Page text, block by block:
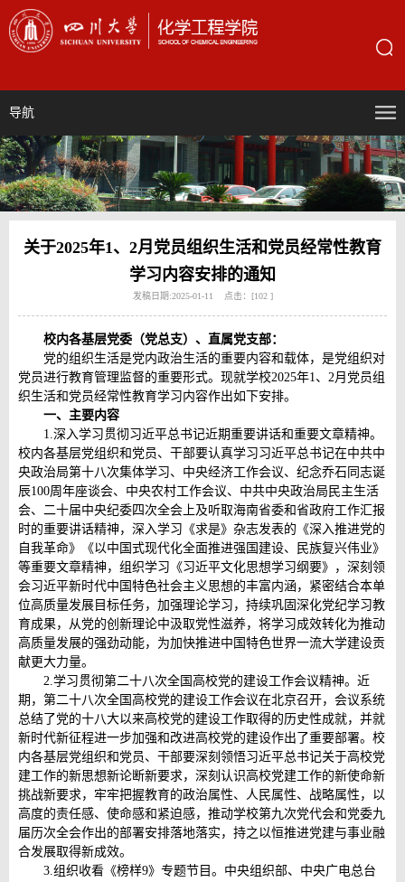
导航
关于2025年1、2月党员组织生活和党员经常性教育
学习内容安排的通知
发稿日期:2025-01-11 点击：[102 ]
校内各基层党委（党总支）、直属党支部：
党的组织生活是党内政治生活的重要内容和载体，是党组织对
党员进行教育管理监督的重要形式。现就学校2025年1、2月党员组
织生活和党员经常性教育学习内容作出如下安排。
一、主要内容
1.深入学习贯彻习近平总书记近期重要讲话和重要文章精神。
校内各基层党组织和党员、干部要认真学习习近平总书记在中共中
央政治局第十八次集体学习、中央经济工作会议、纪念乔石同志诞
辰100周年座谈会、中央农村工作会议、中共中央政治局民主生活
会、二十届中央纪委四次全会上及听取海南省委和省政府工作汇报
时的重要讲话精神，深入学习《求是》杂志发表的《深入推进党的
自我革命》《以中国式现代化全面推进强国建设、民族复兴伟业》
等重要文章精神，组织学习《习近平文化思想学习纲要》，深刻领
会习近平新时代中国特色社会主义思想的丰富内涵，紧密结合本单
位高质量发展目标任务，加强理论学习，持续巩固深化党纪学习教
育成果，从党的创新理论中汲取党性滋养，将学习成效转化为推动
高质量发展的强劲动能，为加快推进中国特色世界一流大学建设贡
献更大力量。
2.学习贯彻第二十八次全国高校党的建设工作会议精神。近
期，第二十八次全国高校党的建设工作会议在北京召开，会议系统
总结了党的十八大以来高校党的建设工作取得的历史性成就，并就
新时代新征程进一步加强和改进高校党的建设作出了重要部署。校
内各基层党组织和党员、干部要深刻领悟习近平总书记关于高校党
建工作的新思想新论断新要求，深刻认识高校党建工作的新使命新
挑战新要求，牢牢把握教育的政治属性、人民属性、战略属性，以
高度的责任感、使命感和紧迫感，推动学校第九次党代会和党委九
届历次全会作出的部署安排落地落实，持之以恒推进党建与事业融
合发展取得新成效。
3.组织收看《榜样9》专题节目。中央组织部、中央广电总台